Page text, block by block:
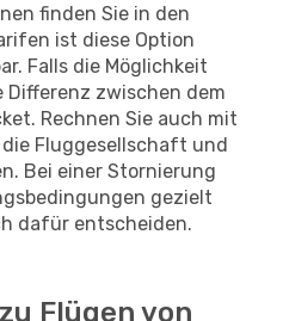
finden Sie in den
ist diese Option
Falls die Möglichkeit
Differenz zwischen dem
Rechnen Sie auch mit
Fluggesellschaft und
Bei einer Stornierung
gezielt
dafür entscheiden.
Flügen von